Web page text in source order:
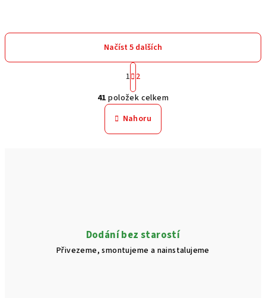
O
v
l
á
k
y
Načíst 5 dalších
S
t
r
á
n
k
o
1 2
41 položek celkem
Nahoru
Dodání bez starostí
Přivezeme, smontujeme a nainstalujeme